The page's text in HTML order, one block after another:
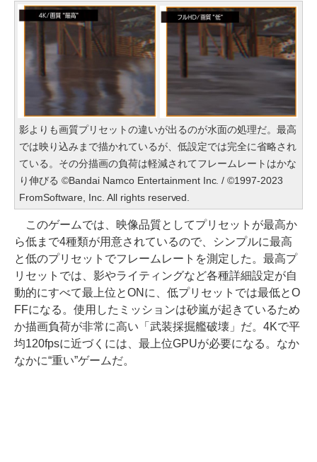
影よりも画質プリセットの違いが出るのが水面の処理だ。最高
では映り込みまで描かれているが、低設定では完全に省略され
ている。その分描画の負荷は軽減されてフレームレートはかな
り伸びる ©Bandai Namco Entertainment Inc. / ©1997-2023
FromSoftware, Inc. All rights reserved.
このゲームでは、映像品質としてプリセットが最高か
ら低まで4種類が用意されているので、シンプルに最高
と低のプリセットでフレームレートを測定した。最高プ
リセットでは、影やライティングなど各種詳細設定が自
動的にすべて最上位とONに、低プリセットでは最低とO
FFになる。使用したミッションは砂嵐が起きているため
か描画負荷が非常に高い「武装採掘艦破壊」だ。4Kで平
均120fpsに近づくには、最上位GPUが必要になる。なか
なかに“重い”ゲームだ。